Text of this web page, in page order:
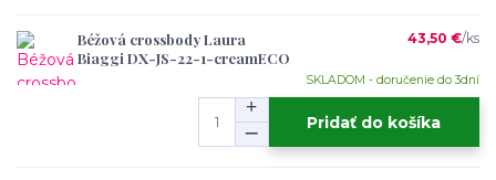
Béžová crossbody Laura
Biaggi DX-JS-22-1-creamECO
43,50 €/ks
SKLADOM - doručenie do 3dní
Pridať do košíka